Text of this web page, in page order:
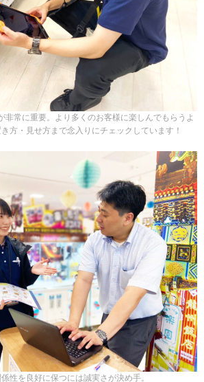
非常に重要。より多くのお客様に楽しんでもらうよ
方・見せ方まで念入りにチェックしています！
性を良好に保つには誠実さが決め手。